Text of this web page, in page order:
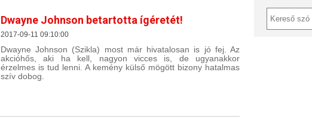
Dwayne Johnson betartotta ígéretét!
2017-09-11 09:10:00
Dwayne Johnson (Szikla) most már hivatalosan is jó fej. Az
akcióhős, aki ha kell, nagyon vicces is, de ugyanakkor
érzelmes is tud lenni. A kemény külső mögött bizony hatalmas
szív dobog.